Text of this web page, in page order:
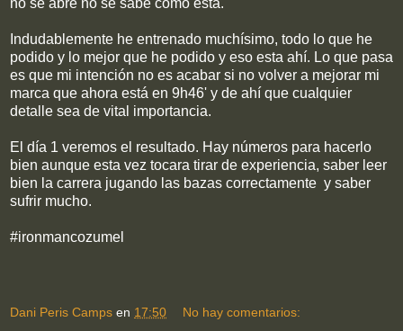
no se abre no se sabe como esta.
Indudablemente he entrenado muchísimo, todo lo que he
podido y lo mejor que he podido y eso esta ahí. Lo que pasa
es que mi intención no es acabar si no volver a mejorar mi
marca que ahora está en 9h46' y de ahí que cualquier
detalle sea de vital importancia.
El día 1 veremos el resultado. Hay números para hacerlo
bien aunque esta vez tocara tirar de experiencia, saber leer
bien la carrera jugando las bazas correctamente y saber
sufrir mucho.
#ironmancozumel
Dani Peris Camps en 17:50 No hay comentarios: